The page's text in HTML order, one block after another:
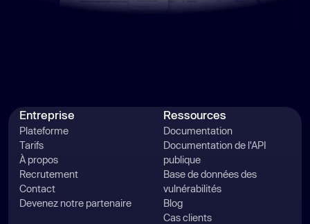
Entreprise
Plateforme
Tarifs
À propos
Recrutement
Contact
Devenez notre partenaire
Ressources
Documentation
Documentation de l'API
publique
Base de données des
vulnérabilités
Blog
Cas clients